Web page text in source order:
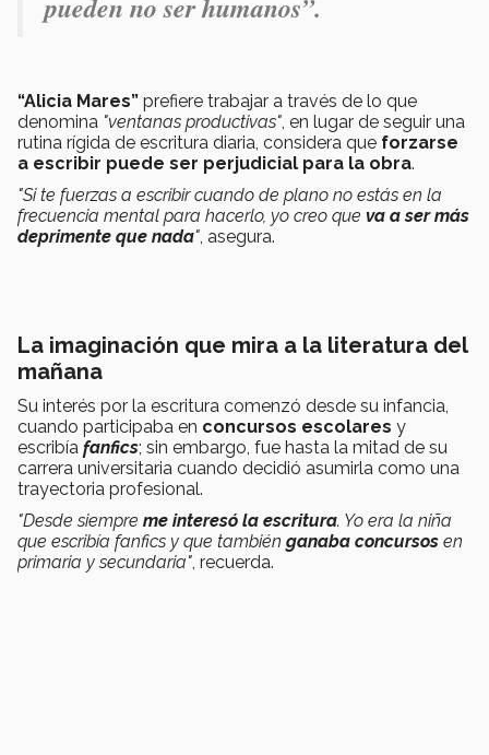
pueden no ser humanos”.
“Alicia Mares” prefiere trabajar a través de lo que
denomina "ventanas productivas", en lugar de seguir una
rutina rígida de escritura diaria, considera que forzarse
a escribir puede ser perjudicial para la obra.
"Si te fuerzas a escribir cuando de plano no estás en la
frecuencia mental para hacerlo, yo creo que va a ser más
deprimente que nada", asegura.
La imaginación que mira a la literatura del
mañana
Su interés por la escritura comenzó desde su infancia,
cuando participaba en concursos escolares y
escribía fanfics; sin embargo, fue hasta la mitad de su
carrera universitaria cuando decidió asumirla como una
trayectoria profesional.
"Desde siempre me interesó la escritura. Yo era la niña
que escribía fanfics y que también ganaba concursos en
primaria y secundaria", recuerda.